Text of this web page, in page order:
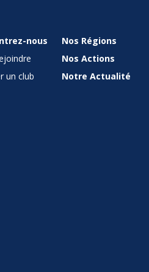
nous
un club
Nos Régions
Nos Actions
Notre Actualité